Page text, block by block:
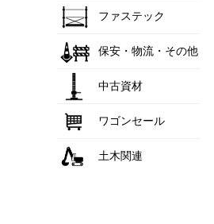
ファステック
保安・物流・その他
中古資材
ワゴンセール
土木関連